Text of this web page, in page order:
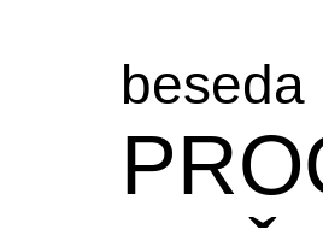
beseda